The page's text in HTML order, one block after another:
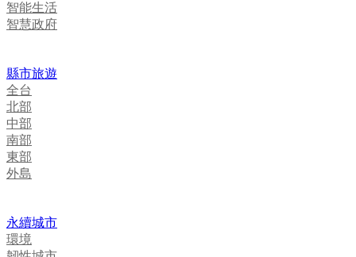
智能生活
智慧政府
縣市旅遊
全台
北部
中部
南部
東部
外島
永續城市
環境